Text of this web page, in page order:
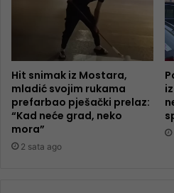
Hit snimak iz Mostara,
mladić svojim rukama
prefarbao pješački prelaz:
“Kad neće grad, neko
mora”
2 sata ago